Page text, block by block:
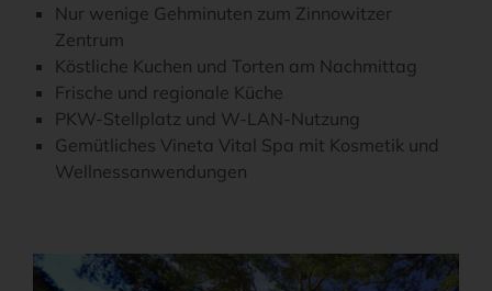
Nur wenige Gehminuten zum Zinnowitzer
Zentrum
Köstliche Kuchen und Torten am Nachmittag
Frische und regionale Küche
PKW-Stellplatz und W-LAN-Nutzung
Gemütliches Vineta Vital Spa mit Kosmetik und
Wellnessanwendungen